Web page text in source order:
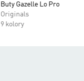
Buty Gazelle Lo Pro
Originals
9 kolory